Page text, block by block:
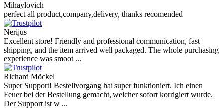
Mihaylovich
perfect all product,company,delivery, thanks recomended
Nerijus
Excellent store! Friendly and professional communication, fast
shipping, and the item arrived well packaged. The whole purchasing
experience was smoot ...
Richard Möckel
Super Support! Bestellvorgang hat super funktioniert. Ich einen
Feuer bei der Bestellung gemacht, welcher sofort korrigiert wurde.
Der Support ist w ...